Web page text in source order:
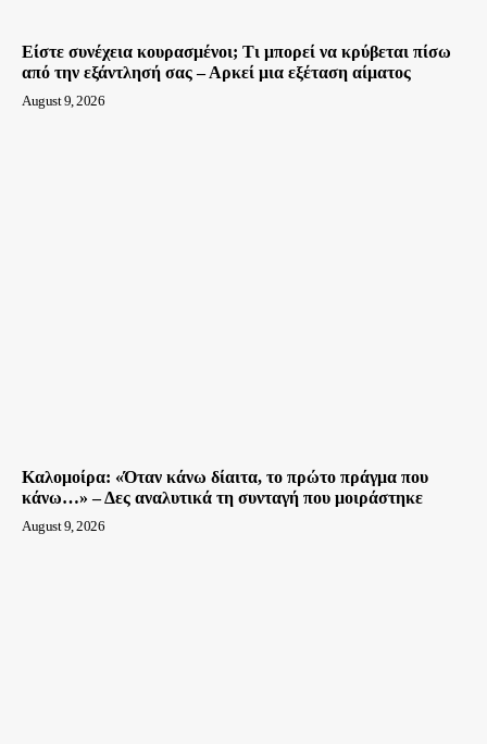
Είστε συνέχεια κουρασμένοι; Τι μπορεί να κρύβεται πίσω
από την εξάντλησή σας – Αρκεί μια εξέταση αίματος
August 9, 2026
Καλομοίρα: «Όταν κάνω δίαιτα, το πρώτο πράγμα που
κάνω…» – Δες αναλυτικά τη συνταγή που μοιράστηκε
August 9, 2026